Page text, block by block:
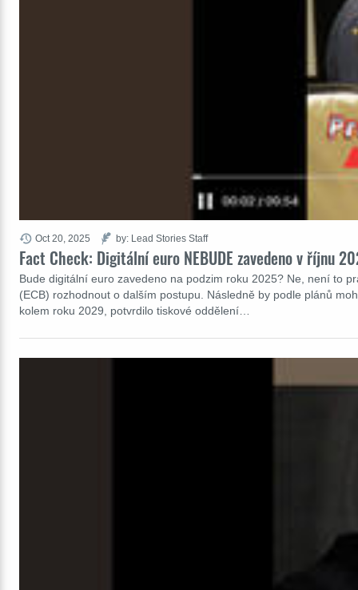
Fact Check: Digitální euro NEBUDE zavedeno v říjnu
Bude digitální euro zavedeno na podzim roku 2025? Ne, není to
(ECB) rozhodnout o dalším postupu. Následně by podle plánů
kolem roku 2029, potvrdilo tiskové oddělení…
Oct 20, 2025 by: Lead Stories Staff